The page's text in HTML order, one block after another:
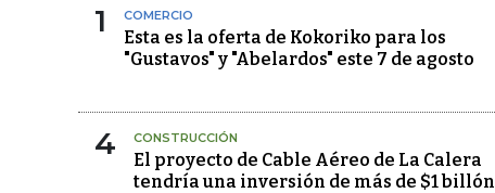
1 COMERCIO
Esta es la oferta de Kokoriko para los
"Gustavos" y "Abelardos" este 7 de agosto
4 CONSTRUCCIÓN
El proyecto de Cable Aéreo de La Calera
tendría una inversión de más de $1 billón